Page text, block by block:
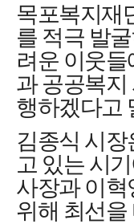
목포복지재
를 적극 발
려운 이웃
과 공공복
행하겠다고
김종식 시장
고 있는 시
사장과 이
위해 최선